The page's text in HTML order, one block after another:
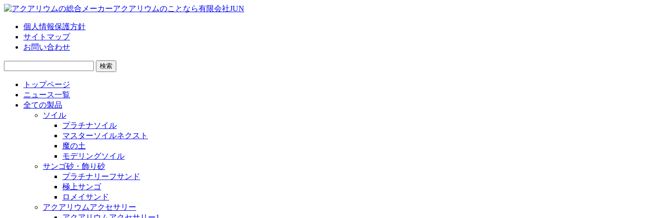
個人情報保護方針
サイトマップ
お問い合わせ
トップページ
ニュース一覧
全ての製品
ソイル
プラチナソイル
マスターソイルネクスト
魔の土
モデリングソイル
サンゴ砂・飾り砂
プラチナリーフサンド
極上サンゴ
ロメイサンド
アクアリウムアクセサリー